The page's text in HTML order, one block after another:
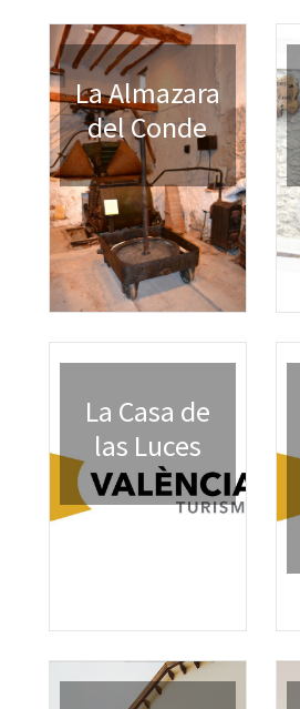
La Almazara
del Conde
La Casa de
las Luces